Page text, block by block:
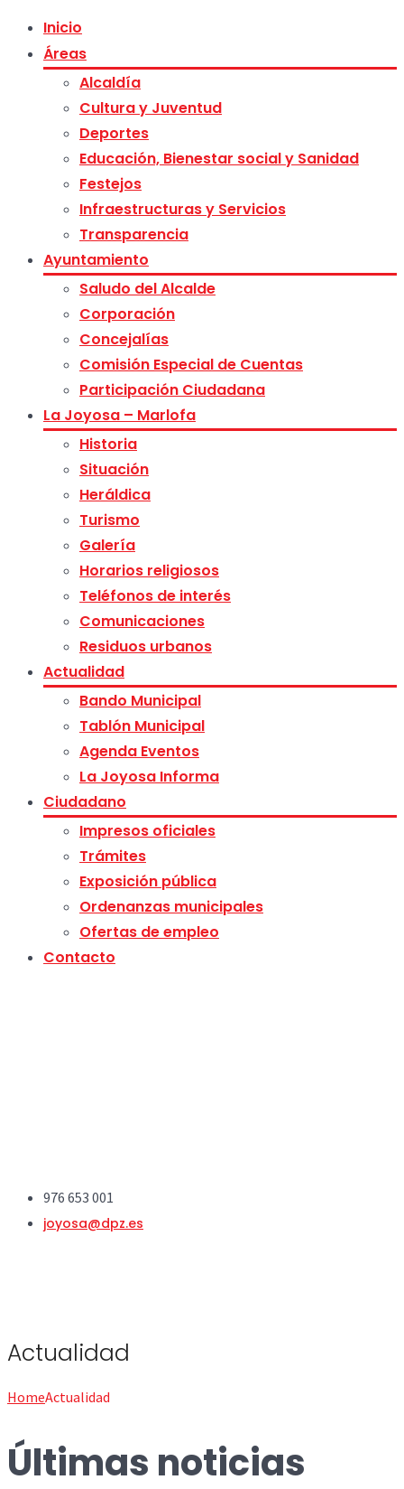
Inicio
Áreas
Alcaldía
Cultura y Juventud
Deportes
Educación, Bienestar social y Sanidad
Festejos
Infraestructuras y Servicios
Transparencia
Ayuntamiento
Saludo del Alcalde
Corporación
Concejalías
Comisión Especial de Cuentas
Participación Ciudadana
La Joyosa – Marlofa
Historia
Situación
Heráldica
Turismo
Galería
Horarios religiosos
Teléfonos de interés
Comunicaciones
Residuos urbanos
Actualidad
Bando Municipal
Tablón Municipal
Agenda Eventos
La Joyosa Informa
Ciudadano
Impresos oficiales
Trámites
Exposición pública
Ordenanzas municipales
Ofertas de empleo
Contacto
976 653 001
joyosa@dpz.es
Actualidad
HomeActualidad
Últimas noticias